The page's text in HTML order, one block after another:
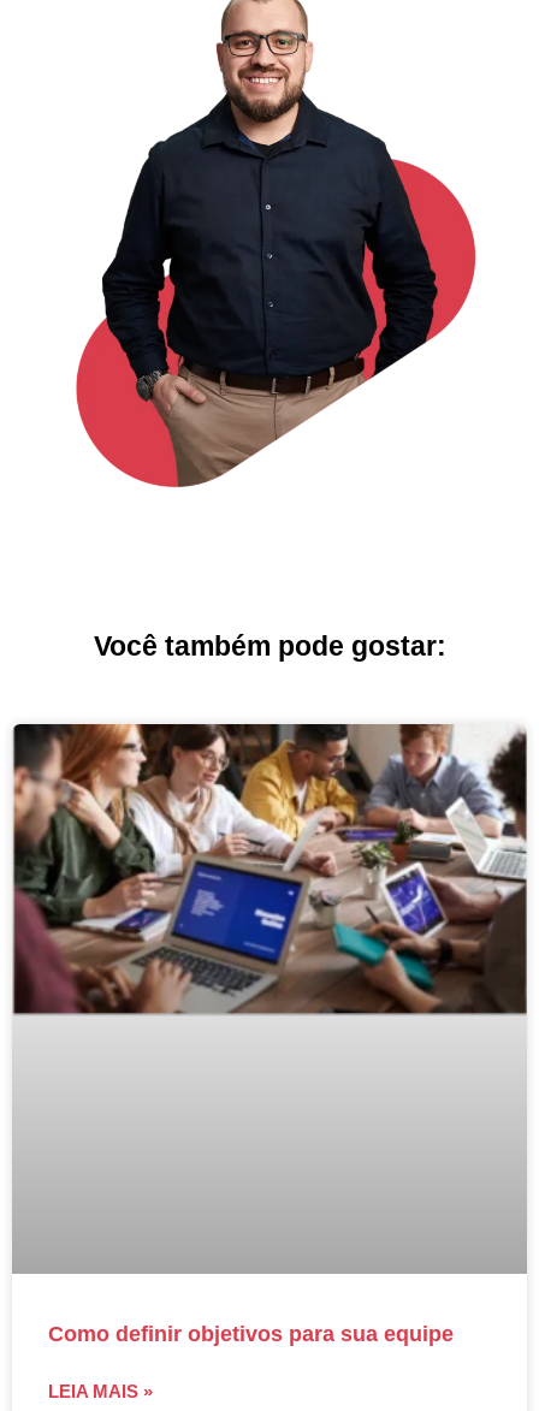
Você também pode gostar:
Como definir objetivos para sua equipe
LEIA MAIS »